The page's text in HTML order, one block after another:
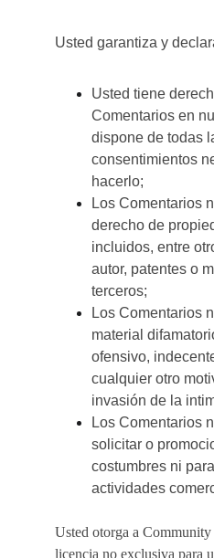
Usted garantiza y
Usted tiene
Comentarios en
dispone de todas
consentimientos
hacerlo;
Los Comentarios
derecho de
incluidos, entre
autor, patentes o
terceros;
Los Comentarios
material
ofensivo,
cualquier otro
invasión de la
Los Comentarios
solicitar o
costumbres ni
actividades
Usted otorga a
licencia no exclusiva para